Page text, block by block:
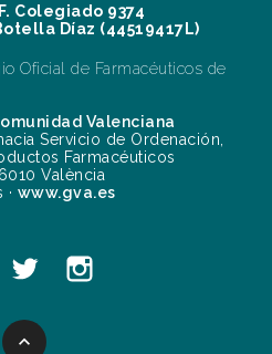
Colegiado 9374
Díaz (44519417L)
Oficial de Farmacéuticos de
Valenciana
Servicio de Ordenación,
Farmacéuticos
València
www.gva.es
